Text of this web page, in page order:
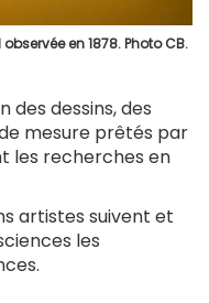
en 1878. Photo CB.
des dessins, des
mesure prêtés par
les recherches en
artistes suivent et
les